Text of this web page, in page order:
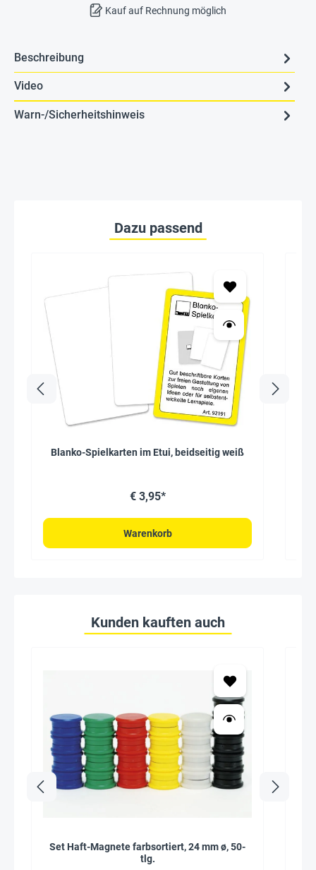
Kauf auf Rechnung möglich
Beschreibung
Video
Warn-/Sicherheitshinweis
Dazu passend
Blanko-Spielkarten im Etui, beidseitig weiß
€ 3,95*
Warenkorb
Kunden kauften auch
Set Haft-Magnete farbsortiert, 24 mm ø, 50-
tlg.